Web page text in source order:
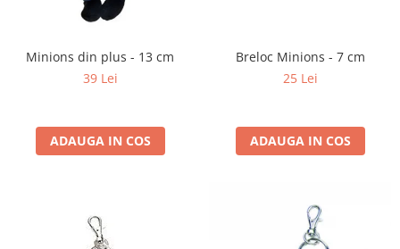
Minions din plus - 13 cm
39 Lei
ADAUGA IN COS
Breloc Minions - 7 cm
25 Lei
ADAUGA IN COS